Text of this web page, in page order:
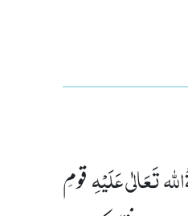
تَعَالٰی عَلَیْہِقومِ